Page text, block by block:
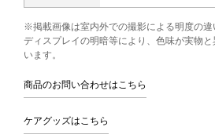
※掲載画像は室内外での撮影による明度の
ディスプレイの明暗等により、色味が実物
います。
商品のお問い合わせはこちら
ケアグッズはこちら